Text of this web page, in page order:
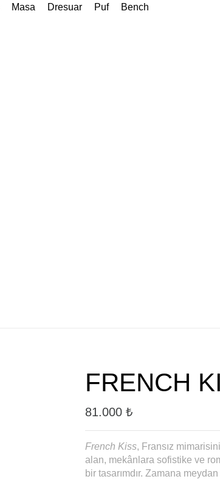
Masa Dresuar Puf Bench
FRENCH
81.000 ₺
French Kiss, Fransız
alan, mekânlara sofistike ve
bir tasarımdır. Zamana